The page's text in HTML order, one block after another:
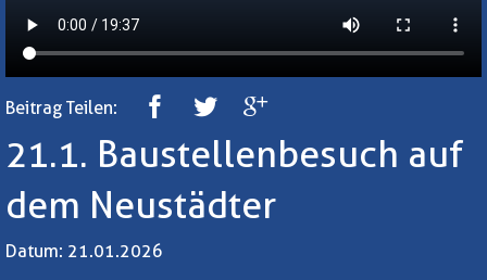
Beitrag Teilen:
21.1. Baustellenbesuch auf
dem Neustädter
Datum: 21.01.2026